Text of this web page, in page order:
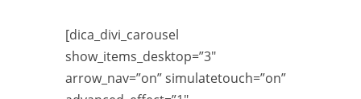
[dica_divi_carousel
show_items_desktop=”3″
arrow_nav=”on” simulatetouch=”on”